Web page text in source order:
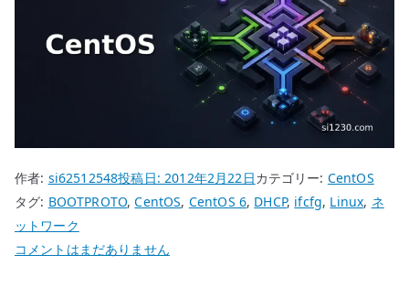
作者: si62512548投稿日:2012年2月22日カテゴリー: CentOS
タグ: BOOTPROTO,CentOS, CentOS 6, DHCP, ifcfg, Linux, ネ
ットワーク
CentOS
コメントはまだありません